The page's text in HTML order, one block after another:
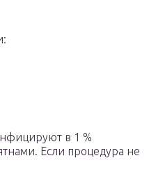
в 1 %
Если процедура не